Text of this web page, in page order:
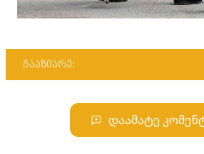
გააზიარე:
დაამატე